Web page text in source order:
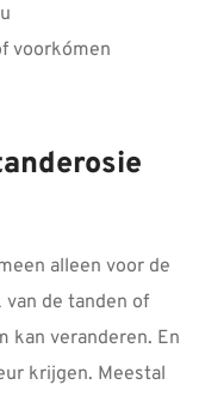
voorkómen
alleen voor de
de tanden of
kan veranderen. En
krijgen. Meestal